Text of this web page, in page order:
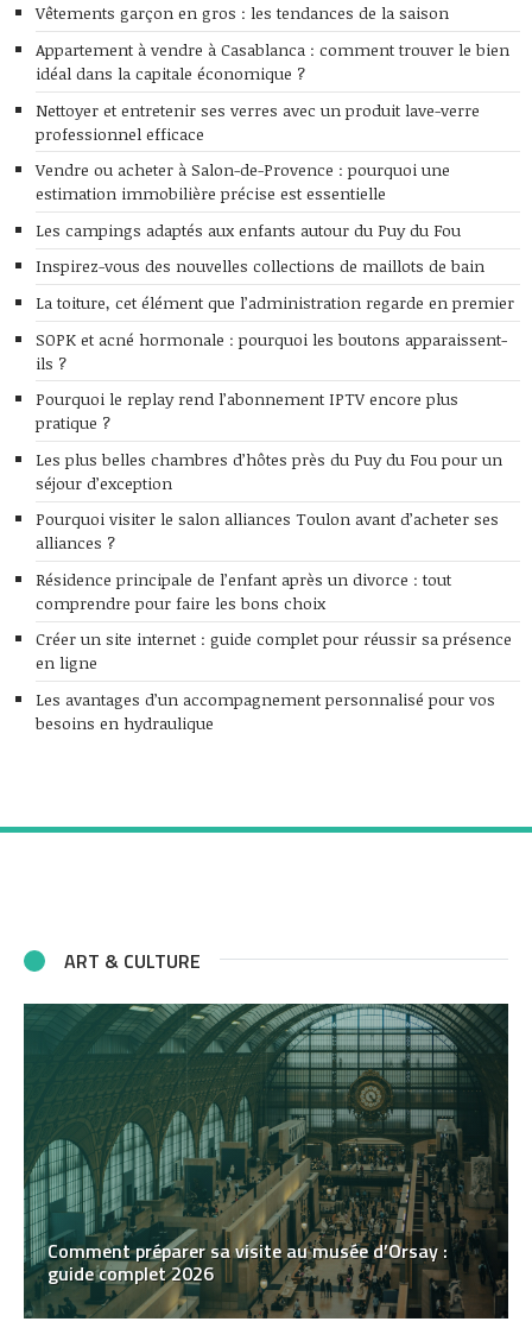
Vêtements garçon en gros : les tendances de la saison
Appartement à vendre à Casablanca : comment trouver le bien
idéal dans la capitale économique ?
Nettoyer et entretenir ses verres avec un produit lave-verre
professionnel efficace
Vendre ou acheter à Salon-de-Provence : pourquoi une
estimation immobilière précise est essentielle
Les campings adaptés aux enfants autour du Puy du Fou
Inspirez-vous des nouvelles collections de maillots de bain
La toiture, cet élément que l’administration regarde en premier
SOPK et acné hormonale : pourquoi les boutons apparaissent-
ils ?
Pourquoi le replay rend l’abonnement IPTV encore plus
pratique ?
Les plus belles chambres d’hôtes près du Puy du Fou pour un
séjour d’exception
Pourquoi visiter le salon alliances Toulon avant d’acheter ses
alliances ?
Résidence principale de l’enfant après un divorce : tout
comprendre pour faire les bons choix
Créer un site internet : guide complet pour réussir sa présence
en ligne
Les avantages d’un accompagnement personnalisé pour vos
besoins en hydraulique
ART & CULTURE
Comment préparer sa visite au musée d’Orsay :
guide complet 2026